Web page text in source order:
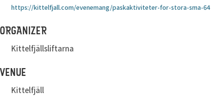
https://kittelfjall.com/evenemang/paskaktiviteter-for-stora-sma-64
ORGANIZER
Kittelfjällsliftarna
VENUE
Kittelfjäll